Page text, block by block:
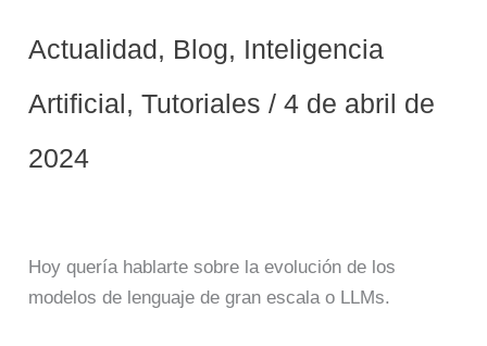
Actualidad, Blog, Inteligencia
Artificial,Tutoriales /4 de abril de
2024
Hoy quería hablarte sobre la evolución de los
modelos de lenguaje de gran escala o LLMs.